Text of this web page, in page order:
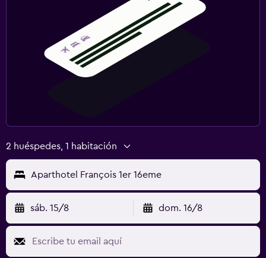
2 huéspedes, 1 habitación
Aparthotel François 1er 16eme
sáb. 15/8 dom. 16/8